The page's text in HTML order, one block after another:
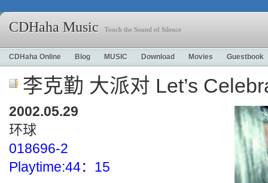
CDHaha Music Touch the Sound of Silence
CDHaha Online Blog MUSIC Download Movies Guestbook
李克勤 大派对 Let’s
2002.05.29
环球
018696-2
Playtime:44：15